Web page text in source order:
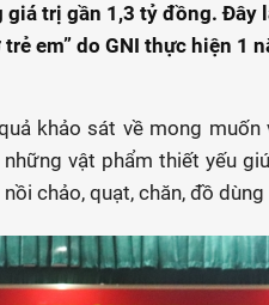
trị gần 1,3 tỷ đồng. Đây
em” do GNI thực hiện 1
khảo sát về mong muốn
vật phẩm thiết yếu
chảo, quạt, chăn, đồ